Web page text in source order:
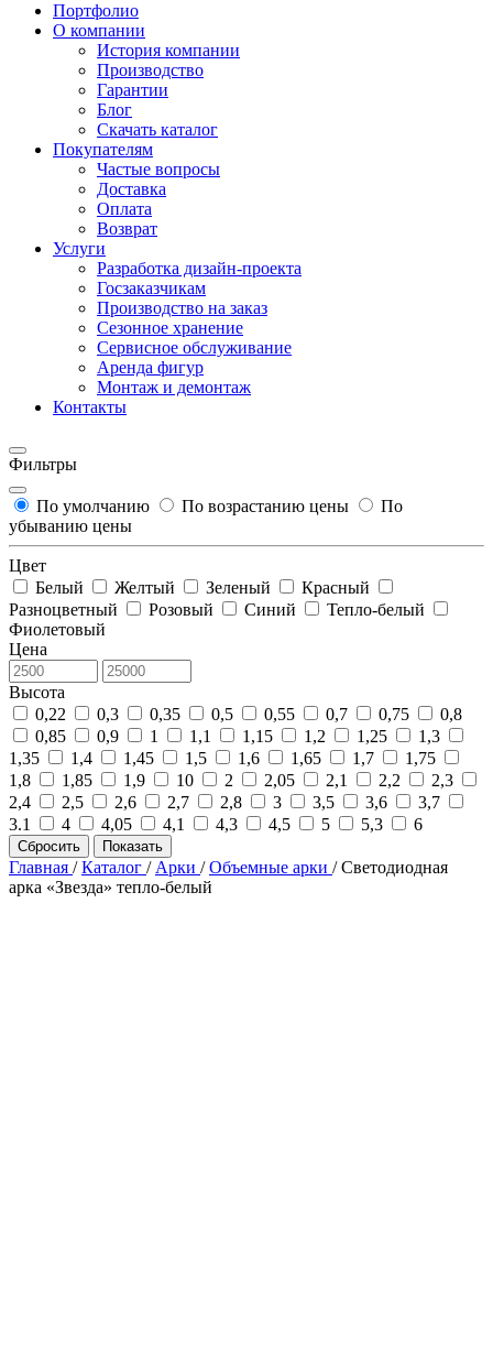
Портфолио
О компании
История компании
Производство
Гарантии
Блог
Скачать каталог
Покупателям
Частые вопросы
Доставка
Оплата
Возврат
Услуги
Разработка дизайн-проекта
Госзаказчикам
Производство на заказ
Сезонное хранение
Сервисное обслуживание
Аренда фигур
Монтаж и демонтаж
Контакты
Фильтры
По умолчанию По возрастанию цены
По
убыванию цены
Цвет
Белый
Желтый Зеленый
Красный
Разноцветный
Розовый Синий
Тепло-белый
Фиолетовый
Цена
Высота
0,22
0,3 0,35 0,5 0,55 0,7 0,75
0,8
0,85
0,9 1 1,1 1,15 1,2 1,25
1,3
1,35
1,4 1,45 1,5 1,6 1,65 1,7
1,75
1,8
1,85 1,9 10 2 2,05 2,1 2,2
2,3
2,4
2,5 2,6 2,7 2,8 3 3,5 3,6
3,7
3.1
4 4,05 4,1 4,3 4,5 5 5,3 6
Сбросить Показать
Главная /Каталог / Арки /Объемные арки /Светодиодная
арка «Звезда» тепло-белый